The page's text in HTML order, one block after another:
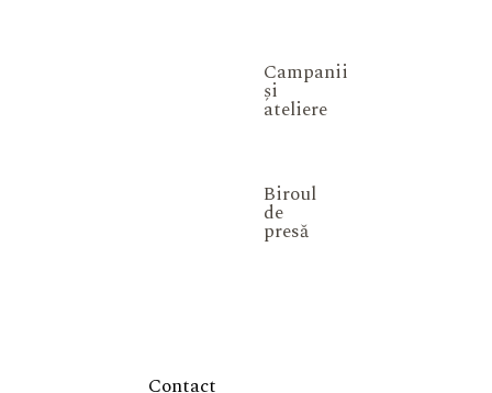
Campanii
și
ateliere
Biroul
de
presă
Contact